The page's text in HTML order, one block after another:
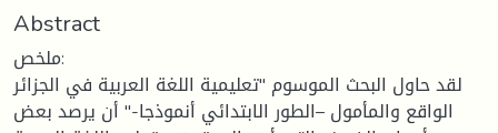
Abstract
ملخص:
لقد حاول البحث الموسوم "تعليمية اللغة العربية في الجزائر
الواقع والمأمول –الطور الابتدائي أنموذجا-" أن يرصد بعض